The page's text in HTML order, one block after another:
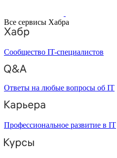
Все сервисы Хабра
Сообщество IT-специалистов
Ответы на любые вопросы об IT
Профессиональное развитие в IT